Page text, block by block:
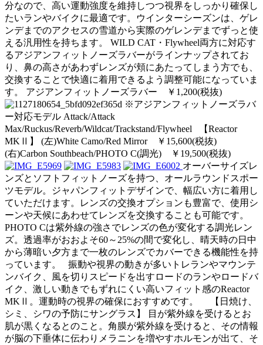
分なので、高い運動強度を維持しつつ視界をしっかり確保し
たいランやバイクに最適です。ウインターシーズンは、ゲレ
ンデまでのアクセスの雪道から実際のゲレンデまでずっと使
える汎用性を持ちます。 WILD CAT・Flywheel両方に対応す
るアジアンフィットノーズラバーがラインナップされてお
り、鼻の高さがあわずレンズが頬にあたってしまう方でも、
交換することで快適に着用できるよう調整可能になっていま
す。 アジアンフィットノーズラバー ￥1,200(税抜)
※アジアンフィットノーズラバ
ー対応モデル Attack/Attack
Max/Ruckus/Reverb/Wildcat/Trackstand/Flywheel 【Reactor
MKⅡ】 (左)White Camo/Red Mirror ￥15,600(税抜)
(右)Carbon Southbeach/PHOTO C(調光) ￥19,500(税抜)
オーバーサイズレ
ンズとソフトフィットノーズを持つ、オールラウンドスポー
ツモデル。ジャパンフィットデザインで、幅広い方に着用し
ていただけます。レンズの交換オプションも豊富で、使用シ
ーンや天候にあわせてレンズを交換することも可能です。
PHOTO Cは紫外線の強さでレンズの色が変化する調光レン
ズ。透過率がおおよそ60～25%の間で変化し、晴天時の日中
から薄暗い夕方まで一枚のレンズでカバーできる機能性を持
っています。 振動や視界の動きが多いトレランやマウンテ
ンバイク、風を切りスピードを出すロードのランやロードバ
イク、激しい動きでもずれにくい高いフィット感のReactor
MKⅡ。運動時の視界の確保におすすめです。 【日焼け、
シミ、シワの予防にサングラス】 目が紫外線を受けるとお
肌が黒くなるとのこと。角膜が紫外線を受けると、その情報
が脳の下垂体に伝わりメラニンを増やすホルモンが出て、そ